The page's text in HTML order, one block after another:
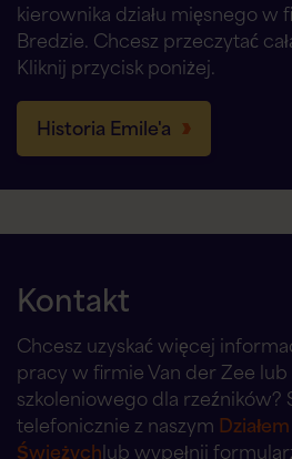
kierownika działu mięsnego w
Bredzie. Chcesz przeczytać
Kliknij przycisk poniżej.
Historia Emile'a
Kontakt
Chcesz uzyskać więcej
pracy w firmie Van der Zee
szkoleniowego dla rzeźników?
telefonicznie z naszym
Świeżychlub wypełnij